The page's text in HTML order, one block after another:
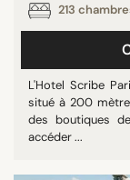
213
L'Hotel Scribe
situé à 200
des boutiques
accéder ...